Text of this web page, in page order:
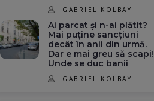
GABRIEL KOLBAY
Ai parcat și n-ai plătit?
Mai puține sancțiuni
decât în anii din urmă.
Dar e mai greu să scapi!
Unde se duc banii
GABRIEL KOLBAY